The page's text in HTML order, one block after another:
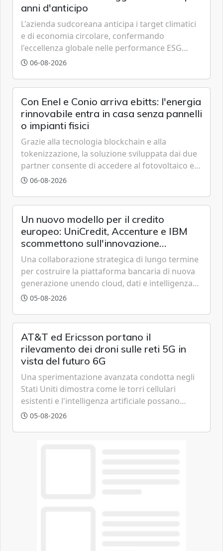
anni d'anticipo
L'azienda sudcoreana anticipa i target climatici
e di economia circolare, confermando
l'eccellenza globale nelle performance ESG
grazie a innovazione, accessibilità e governance
06-08-2026
Con Enel e Conio arriva ebitts: l'energia
rinnovabile entra in casa senza pannelli
o impianti fisici
Grazie alla tecnologia blockchain e alla
tokenizzazione, la soluzione sviluppata dai due
partner consente di accedere al fotovoltaico e
all'eolico ottenendo risparmi diretti in bolletta,
06-08-2026
Un nuovo modello per il credito
europeo: UniCredit, Accenture e IBM
scommettono sull'innovazione
tecnologica
Una collaborazione strategica di lungo termine
per costruire la piattaforma bancaria di nuova
generazione unendo cloud, dati e intelligenza
artificiale.
05-08-2026
AT&T ed Ericsson portano il
rilevamento dei droni sulle reti 5G in
vista del futuro 6G
Una sperimentazione avanzata condotta negli
Stati Uniti dimostra come le torri cellulari
esistenti e l'intelligenza artificiale possano
tracciare velivoli a bassa quota in tempo reale,
05-08-2026